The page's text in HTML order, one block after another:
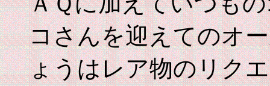
コさんを迎えてのオ
ょうはレア物のリク